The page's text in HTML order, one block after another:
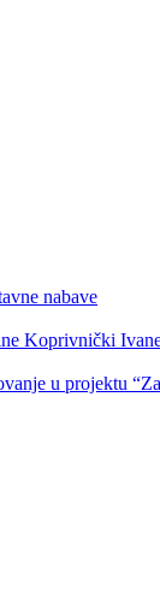
nabave
Koprivnički
u projektu